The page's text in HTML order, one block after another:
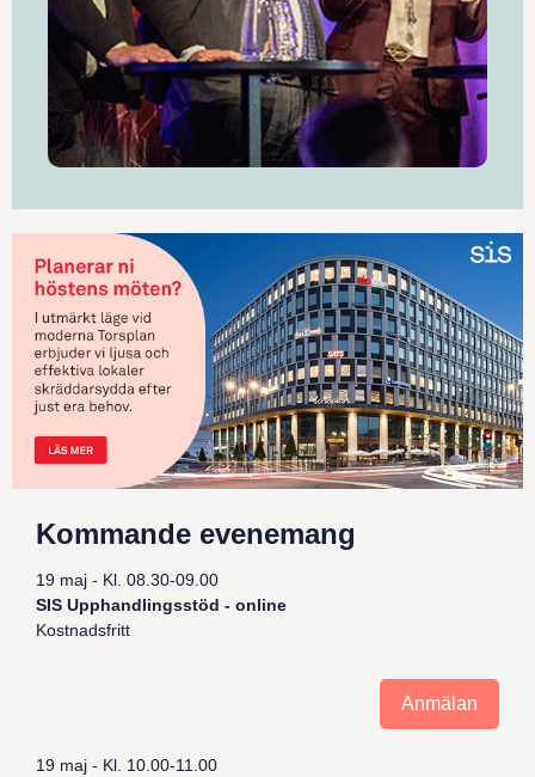
Kommande evenemang
19 maj - Kl. 08.30-09.00
SIS Upphandlingsstöd - online
Kostnadsfritt
Anmälan
19 maj - Kl. 10.00-11.00